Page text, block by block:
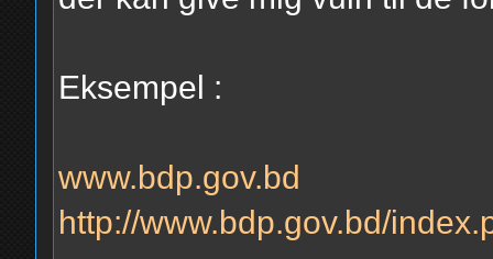
Eksempel :
www.bdp.gov.bd
http://www.bdp.gov.bd/